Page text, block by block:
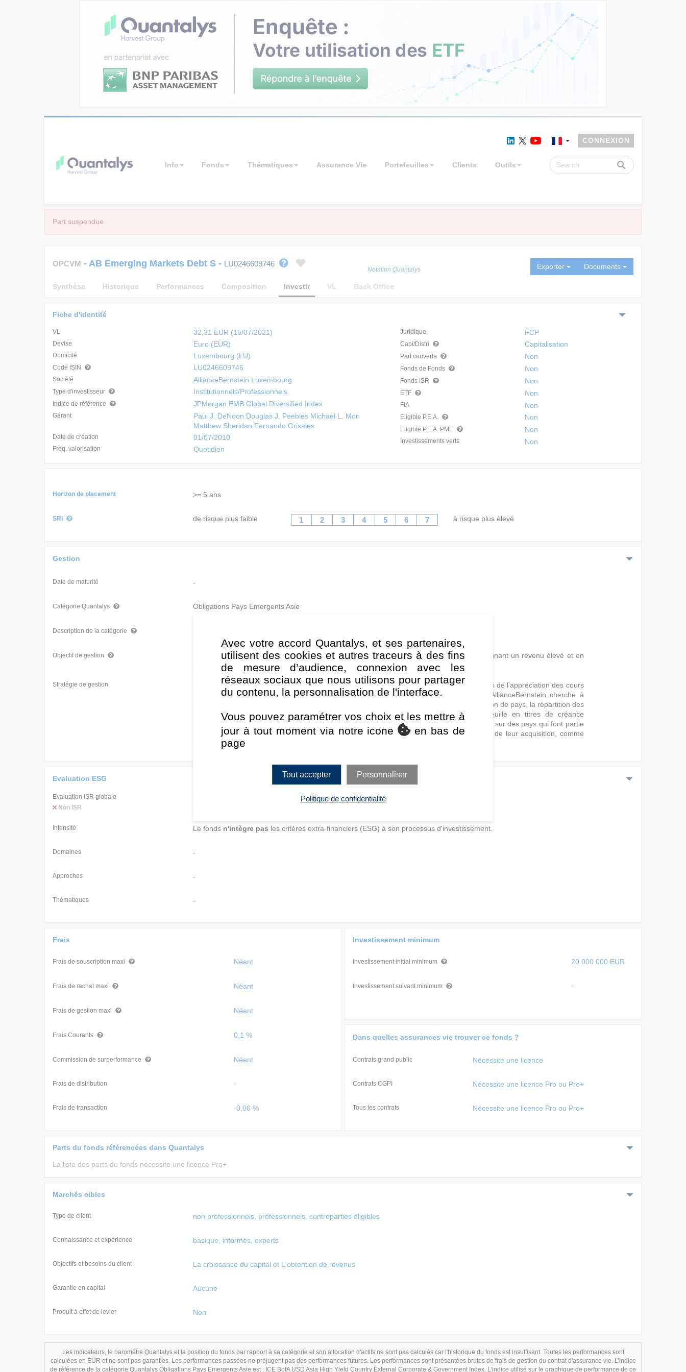
Info Fonds Thématiques Assurance Vie Portefeuilles Clients Outils
CONNEXION
Part suspendue
OPCVM - AB Emerging Markets Debt S - LU0246609746
Notation Quantalys Exporter Documents
Synthèse Historique Performances Composition Investir VL Back Office
Fiche d'identité
VL 32,31 EUR (15/07/2021)
Devise Euro (EUR)
Domicile Luxembourg (LU)
Code ISIN LU0246609746
Société AllianceBernstein Luxembourg
Type d'investisseur Institutionnels/Professionnels
Indice de référence JPMorgan EMB Global Diversified Index
Gérant
Paul J. DeNoon Douglas J. Peebles Michael L. Mon
Matthew Sheridan Fernando Grisales
Date de création 01/07/2010
Freq. valorisation Quotidien
Juridique FCP
Capi/Distri Capitalisation
Part couverte Non
Fonds de Fonds Non
Fonds ISR Non
ETF Non
FIA Non
Eligible P.E.A. Non
Eligible P.E.A. PME Non
Investissements verts Non
Horizon de placement >= 5 ans
SRI de risque plus faible 1 2 3 4 5 6 7 à risque plus élevé
Gestion
Date de maturité -
Catégorie Quantalys Obligations Pays Emergents Asie
Description de la catégorie
Objectif de gestion
Le Portefeuille vise à obtenir un rendement élevé sur votre investissement, à la fois en gagnant un revenu élevé et en
augmentant la valeur de votre investissement sur le long terme.
Stratégie de gestion
L’objectif d’investissement du Portefeuille vise à maximiser les rendements totaux par le biais de l’appréciation des cours
et des revenus. La Stratégie relative aux titres de créance des marchés émergents d’AllianceBernstein cherche à
produire des rendements supérieurs à ceux de l’indice de référence par le biais de la sélection de pays, la répartition des
devises, l’analyse sectorielle et la sélection des titres. Les investissements du Portefeuille en titres de créance
souverains et en titres à revenu fixe émis par des sociétés non américaines mettent l’accent sur des pays qui font partie
du J.P. Morgan Emerging Markets Bond Index Global, ou qui sont considérés, au moment de leur acquisition, comme
étant des pays à marché émergent ou des pays en voie de développement.
Evaluation ESG
Evaluation ISR globale
Non ISR
Intensité Le fonds n'intègre pas les critères extra-financiers (ESG) à son processus d'investissement.
Domaines -
Approches -
Thématiques -
Frais
Frais de souscription maxi Néant
Frais de rachat maxi Néant
Frais de gestion maxi Néant
Frais Courants 0,1 %
Commission de surperformance Néant
Frais de distribution -
Frais de transaction -0,06 %
Investissement minimum
Investissement initial minimum 20 000 000 EUR
Investissement suivant minimum -
Dans quelles assurances vie trouver ce fonds ?
Contrats grand public Nécessite une licence
Contrats CGPI Nécessite une licence Pro ou Pro+
Tous les contrats Nécessite une licence Pro ou Pro+
Parts du fonds référencées dans Quantalys
La liste des parts du fonds nécessite une licence Pro+
Marchés cibles
Type de client non professionnels, professionnels, contreparties éligibles
Connaissance et expérience basique, informés, experts
Objectifs et besoins du client La croissance du capital et L'obtention de revenus
Garantie en capital Aucune
Produit à effet de levier Non
Les indicateurs, le baromètre Quantalys et la position du fonds par rapport à sa catégorie et son allocation d'actifs ne sont pas calculés car l'historique du fonds est insuffisant. Toutes les performances sont
calculées en EUR et ne sont pas garanties. Les performances passées ne préjugent pas des performances futures. Les performances sont présentées brutes de frais de gestion du contrat d'assurance vie. L’indice
de référence de la catégorie Quantalys Obligations Pays Emergents Asie est : ICE BofA USD Asia High Yield Country External Corporate & Government Index. L'indice utilisé sur le graphique de performance de ce
Avec votre accord Quantalys, et ses partenaires,
utilisent des cookies et autres traceurs à des fins
de mesure d’audience, connexion avec les
réseaux sociaux que nous utilisons pour partager
du contenu, la personnalisation de l'interface.
Vous pouvez paramétrer vos choix et les mettre à
jour à tout moment via notre icone
en bas de
page
Tout accepter Personnaliser
Politique de confidentialité